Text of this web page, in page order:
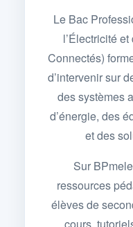
Le Bac
l’Électricité
Connectés)
d’intervenir sur
des systèmes
d’énergie, des
et des
Sur
ressources
élèves de